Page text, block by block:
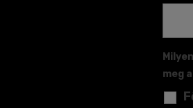
meg